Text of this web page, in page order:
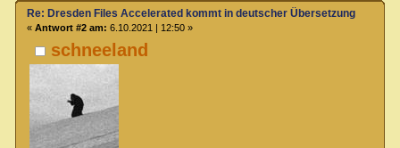
schneeland
Re: Dresden Files Accelerated kommt in deutscher Übersetzung
« Antwort #2 am: 6.10.2021 | 12:50 »